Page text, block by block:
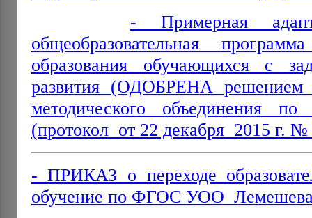
- Примерная
общеобразовательная
образования обучающихся с
развития (ОДОБРЕНА решением
методического объединения
(протокол от 22 декабря 2015 г.
- ПРИКАЗ о переходе
обучение по ФГОС УОО